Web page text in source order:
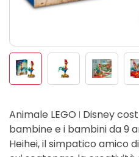
Animale LEGO ǀ Disney
bambine e i bambini da 9
Heihei, il simpatico amico